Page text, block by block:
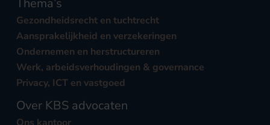
Gezondheidsrecht en tuchtrecht
Aansprakelijkheid en verzekeringen
Ondernemen en herstructureren
Werk, arbeidsverhoudingen & governance
Privacy, ICT en vastgoed
Over KBS advocaten
Ons kantoor